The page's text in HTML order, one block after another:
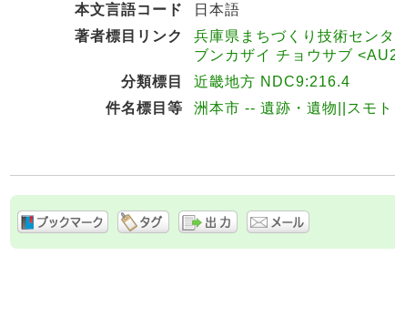
本文言語コード
日本語
著者標目リンク
兵庫県まちづくり技術セン
ブンカザイ チョウサブ
分類標目
近畿地方 NDC9:216.4
件名標目等
洲本市 -- 遺跡・遺物||スモ